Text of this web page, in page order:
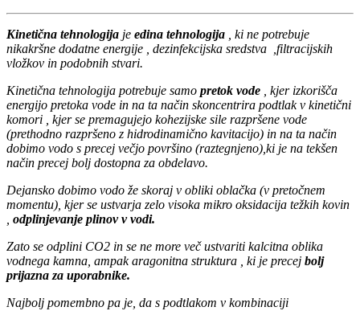
Kinetična tehnologija je edina tehnologija , ki ne potrebuje
nikakršne dodatne energije , dezinfekcijska sredstva ,filtracijskih
vložkov in podobnih stvari.
Kinetična tehnologija potrebuje samo pretok vode , kjer izkorišča
energijo pretoka vode in na ta način skoncentrira podtlak v kinetični
komori , kjer se premagujejo kohezijske sile razpršene vode
(prethodno razpršeno z hidrodinamično kavitacijo) in na ta način
dobimo vodo s precej večjo površino (raztegnjeno),ki je na tekšen
način precej bolj dostopna za obdelavo.
Dejansko dobimo vodo že skoraj v obliki oblačka (v pretočnem
momentu), kjer se ustvarja zelo visoka mikro oksidacija težkih kovin
odplinjevanje plinov v vodi.
Zato se odplini CO2 in se ne more več ustvariti kalcitna oblika
vodnega kamna, ampak aragonitna struktura , ki je precej bolj
prijazna za uporabnike.
Najbolj pomembno pa je, da s podtlakom v kombinaciji